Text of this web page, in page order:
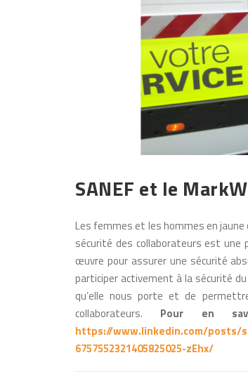
SANEF et le
Les femmes et les hommes en
sécurité des collaborateurs est une
œuvre pour assurer une sécurité
participer activement à la sécurité
qu’elle nous porte et de
collaborateurs. Pour en
https://www.linkedin.com/posts/
6757552321405825025-zEhx/